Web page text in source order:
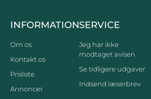
INFORMATION
Om os
Kontakt os
Prisliste
Annoncer
SERVICE
Jeg har ikke
modtaget avisen
Se tidligere udgaver
Indsend læserbrev